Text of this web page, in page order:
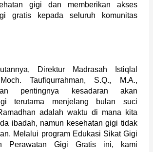
gigi dan memberikan akses
gratis kepada seluruh komunitas
Direktur Madrasah Istiqlal
Taufiqurrahman, S.Q., M.A.,
pentingnya kesadaran akan
terutama menjelang bulan suci
adalah waktu di mana kita
ibadah, namun kesehatan gigi tidak
Melalui program Edukasi Sikat Gigi
Perawatan Gigi Gratis ini, kami